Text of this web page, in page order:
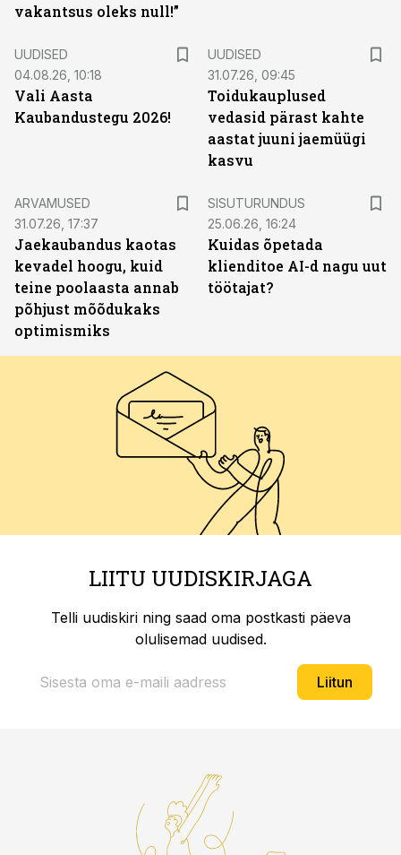
vakantsus oleks null!”
UUDISED
04.08.26, 10:18
Vali Aasta
Kaubandustegu 2026!
UUDISED
31.07.26, 09:45
Toidukauplused
vedasid pärast kahte
aastat juuni jaemüügi
kasvu
ARVAMUSED
31.07.26, 17:37
Jaekaubandus kaotas
kevadel hoogu, kuid
teine poolaasta annab
põhjust mõõdukaks
optimismiks
SISUTURUNDUS
25.06.26, 16:24
Kuidas õpetada
klienditoe AI-d nagu uut
töötajat?
LIITU UUDISKIRJAGA
Telli uudiskiri ning saad oma postkasti päeva
olulisemad uudised.
Liitun